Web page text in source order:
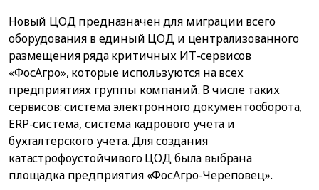
Новый ЦОД предназначен для миграции всего
оборудования в единый ЦОД и централизованного
размещения ряда критичных ИТ-сервисов
«ФосАгро», которые используются на всех
предприятиях группы компаний. В числе таких
сервисов: система электронного документооборота,
ERP-система, система кадрового учета и
бухгалтерского учета. Для создания
катастрофоустойчивого ЦОД была выбрана
площадка предприятия «ФосАгро-Череповец».